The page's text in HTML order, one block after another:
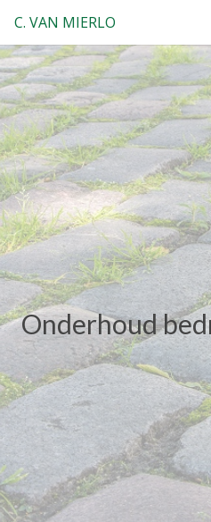
C. VAN MIERLO
Onderhoud